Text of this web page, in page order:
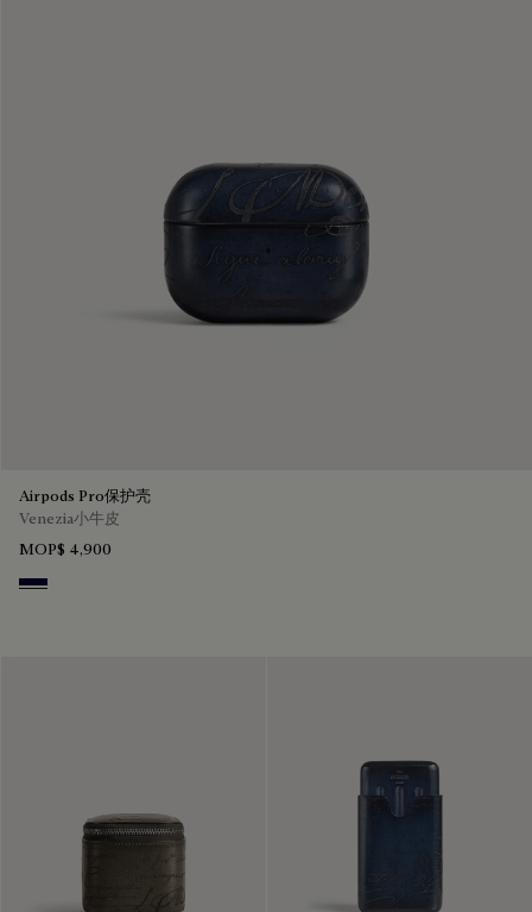
Airpods Pro保护壳
Venezia小牛皮
MOP$ 4,900
Nero Blu